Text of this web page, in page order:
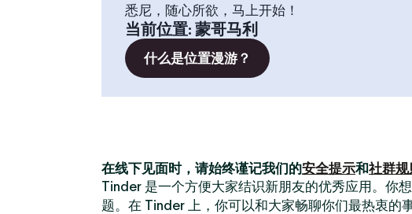
悉尼，随心所欲，马上开始！
当前位置: 蒙哥马利
什么是位置漫游？
在线下见面时，请始终谨记我们的安全提示和社群规
Tinder 是一个方便大家结识新朋友的优秀应用。你
题。在 Tinder 上，你可以和大家畅聊你们最热衷的